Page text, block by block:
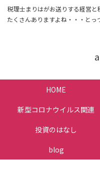
税理士まりはがお送りする経営
たくさんありますよね・・・と
HOME
新型コロナウイルス関連
投資のはなし
blog